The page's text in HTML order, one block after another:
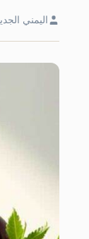
اليمني